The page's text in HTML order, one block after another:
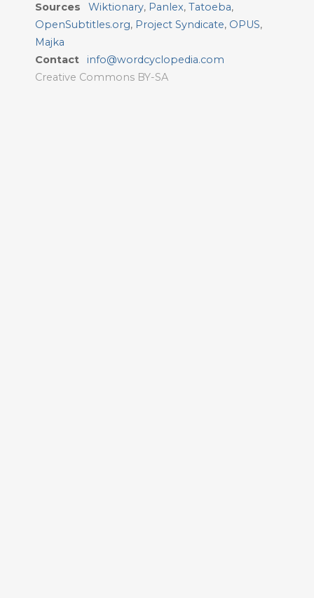
Sources Wiktionary, Panlex,Tatoeba,
OpenSubtitles.org, Project Syndicate, OPUS,
Majka
Contact
info@wordcyclopedia.com
Creative Commons BY-SA